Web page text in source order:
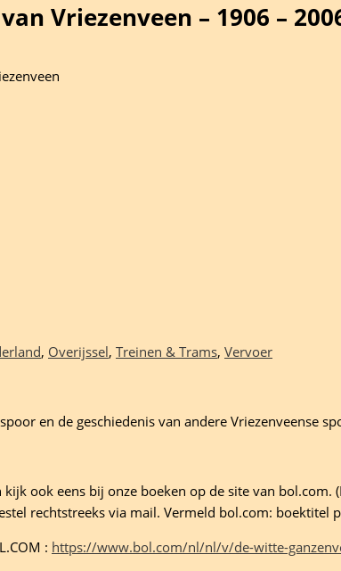
Vriezenveen – 1906 –
, Overijssel, Treinen & Trams, Vervoer
en de geschiedenis van andere Vriezenveense
ook eens bij onze boeken op de site van
rechtstreeks via mail. Vermeld bol.com: boektitel
: https://www.bol.com/nl/nl/v/de-witte-